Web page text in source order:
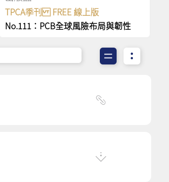
TPCA季刊 FREE 線上版
No.111：PCB全球風險布局與韌性